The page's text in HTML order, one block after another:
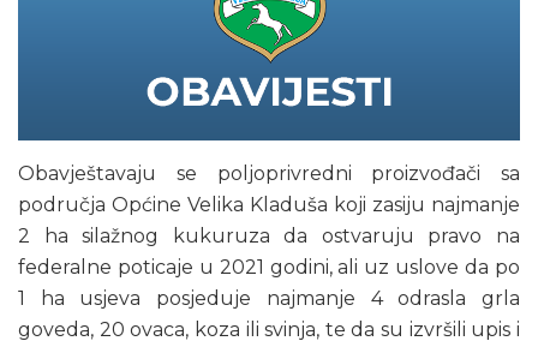
Obavještavaju se poljoprivredni proizvođači sa
područja Općine Velika Kladuša koji zasiju najmanje
2 ha silažnog kukuruza da ostvaruju pravo na
federalne poticaje u 2021 godini, ali uz uslove da po
1 ha usjeva posjeduje najmanje 4 odrasla grla
goveda, 20 ovaca, koza ili svinja, te da su izvršili upis i